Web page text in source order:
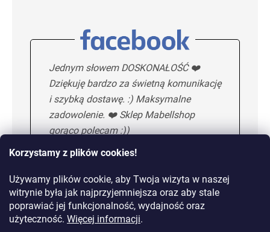
Korzystamy z plików cookies!
Używamy plików cookie, aby Twoja wizyta w naszej
witrynie była jak najprzyjemniejsza oraz aby stale
poprawiać jej funkcjonalność, wydajność oraz
użyteczność. Więcej informacji.
Jednym słowem DOSKONAŁOŚĆ ❤️
Dziękuję bardzo za świetną komunikację
i szybką dostawę. :) Maksymalne
zadowolenie. ❤️ Sklep Mabellshop
gorąco polecam :))
Maria H. 5/5
KOLEJNA OPINIA